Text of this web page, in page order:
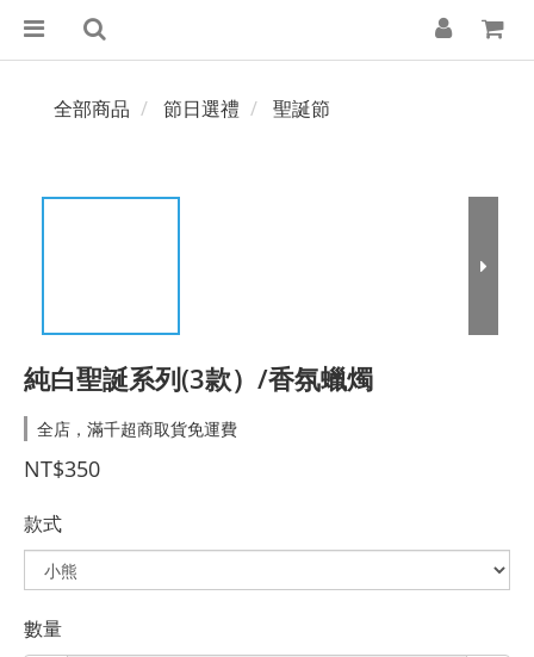
全部商品 節日選禮 聖誕節
純白聖誕系列(3款）/香氛蠟燭
全店，滿千超商取貨免運費
NT$350
款式
數量